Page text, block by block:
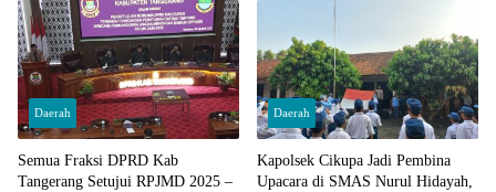
Daerah
Semua Fraksi DPRD Kab
Tangerang Setujui RPJMD 2025 –
Daerah
Kapolsek Cikupa Jadi Pembina
Upacara di SMAS Nurul Hidayah,